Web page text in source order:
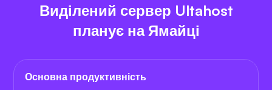
Виділений сервер Ultahost
планує на Ямайці
Основна продуктивність